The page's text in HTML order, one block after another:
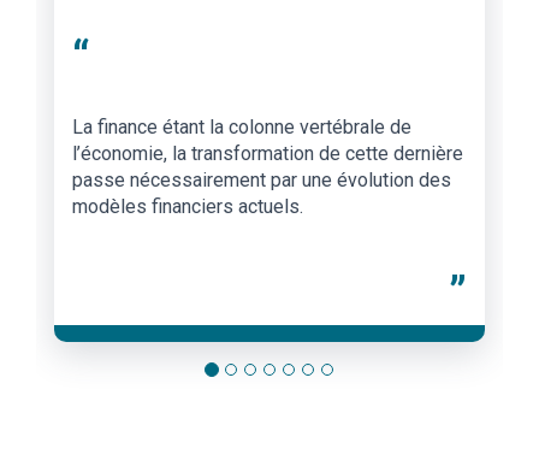
“
La finance étant la colonne vertébrale de
l’économie, la transformation de cette dernière
passe nécessairement par une évolution des
modèles financiers actuels.
”